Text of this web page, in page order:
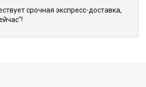
срочная экспресс-доставка,